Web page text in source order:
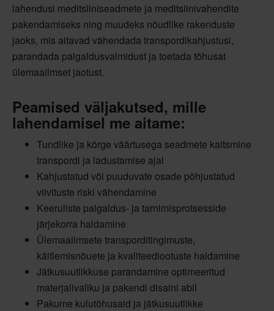
lahendusi meditsiiniseadmete ja meditsiinivahendite
pakendamiseks ning muudeks nõudlike rakenduste
jaoks, mis aitavad vähendada transpordikahjustusi,
parandada paigaldusvalmidust ja toetada tõhusat
ülemaailmset jaotust.
Peamised väljakutsed, mille
lahendamisel me aitame:
Tundlike ja kõrge väärtusega seadmete kaitsmine
transpordi ja ladustamise ajal
Kahjustatud või puuduvate osade põhjustatud
viivituste riski vähendamine
Keeruliste paigaldus- ja tarnimisprotsesside
järjekorra haldamine
Ülemaailmsete transporditingimuste,
käitlemisnõuete ja kvaliteediootuste haldamine
Jätkusuutlikkuse parandamine optimeeritud
materjalivaliku ja pakendi disaini abil
Pakume kulutõhusaid ja jätkusuutlikke